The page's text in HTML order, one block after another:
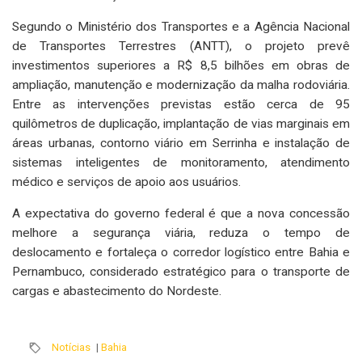
Segundo o Ministério dos Transportes e a Agência Nacional
de Transportes Terrestres (ANTT), o projeto prevê
investimentos superiores a R$ 8,5 bilhões em obras de
ampliação, manutenção e modernização da malha rodoviária.
Entre as intervenções previstas estão cerca de 95
quilômetros de duplicação, implantação de vias marginais em
áreas urbanas, contorno viário em Serrinha e instalação de
sistemas inteligentes de monitoramento, atendimento
médico e serviços de apoio aos usuários.
A expectativa do governo federal é que a nova concessão
melhore a segurança viária, reduza o tempo de
deslocamento e fortaleça o corredor logístico entre Bahia e
Pernambuco, considerado estratégico para o transporte de
cargas e abastecimento do Nordeste.
Notícias | Bahia